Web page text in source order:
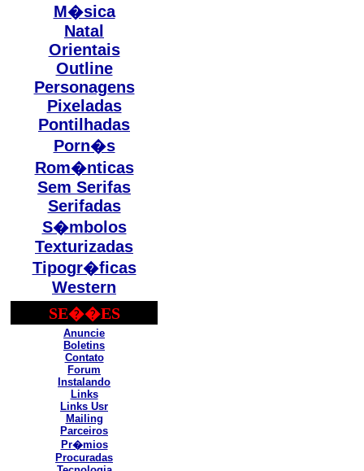
M�sica
Natal
Orientais
Outline
Personagens
Pixeladas
Pontilhadas
Porn�s
Rom�nticas
Sem Serifas
Serifadas
S�mbolos
Texturizadas
Tipogr�ficas
Western
SE��ES
Anuncie
Boletins
Contato
Forum
Instalando
Links
Links Usr
Mailing
Parceiros
Pr�mios
Procuradas